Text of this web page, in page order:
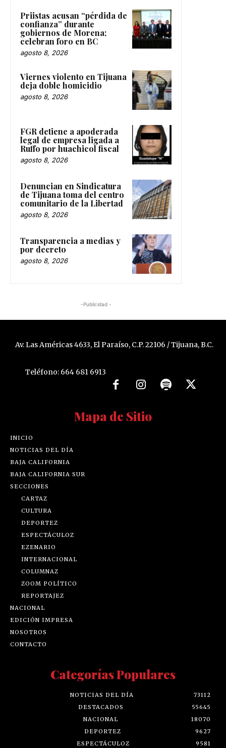
Priistas acusan “pérdida de
confianza” durante
gobiernos de Morena;
celebran foro en BC
agosto 8, 2026
Viernes violento en Tijuana
deja doble homicidio
agosto 8, 2026
FGR detiene a apoderada
legal de empresa ligada a
Ruffo por huachicol fiscal
agosto 8, 2026
Denuncian en Sindicatura
de Tijuana toma del centro
comunitario de la Libertad
agosto 8, 2026
Transparencia a medias y
por decreto
agosto 8, 2026
-Publicidad -
Av. Las Américas 4633, El Paraíso, C.P. 22106 / Tijuana, B.C.
Teléfono: 664 681 6913
Mapa de Sitio
INICIO
NOTICIAS DEL DÍA
BAJA CALIFORNIA
BAJA CALIFORNIA SUR
SECCIONES
CARTAZ
CULTURA
DEPORTEZ
ESPECTÁCULOZ
EZENARIO
INTERNACIONAL
COLUMNAZ
ZOOM POLÍTICO
REPORTAJEZ
NACIONAL
EDICIÓN IMPRESA
NOSOTROS
CONTACTO
Categorías Populares
NOTICIAS DEL DÍA
73112
DESTACADOS
55645
NACIONAL
18070
DEPORTEZ
9627
ESPECTÁCULOZ
9581